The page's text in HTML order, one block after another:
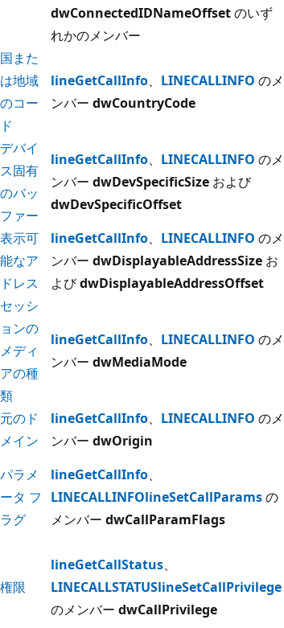
dwConnectedIDNameOffsetのいず
れかのメンバー
国また
は地域
のコー
ド
lineGetCallInfo、 LINECALLINFO のメ
ンバー dwCountryCode
デバイ
ス固有
のバッ
ファー
lineGetCallInfo、 LINECALLINFO のメ
ンバー dwDevSpecificSize および
dwDevSpecificOffset
表示可
能なア
ドレス
lineGetCallInfo、 LINECALLINFO のメ
ンバー dwDisplayableAddressSize お
よびdwDisplayableAddressOffset
セッシ
ョンの
メディ
アの種
類
lineGetCallInfo、 LINECALLINFO のメ
ンバー dwMediaMode
元のド
メイン
lineGetCallInfo、 LINECALLINFO のメ
ンバー dwOrigin
パラメ
ータ フ
ラグ
lineGetCallInfo、
LINECALLINFOlineSetCallParamsの
メンバー dwCallParamFlags
権限
lineGetCallStatus、
LINECALLSTATUSlineSetCallPrivilege
のメンバー dwCallPrivilege